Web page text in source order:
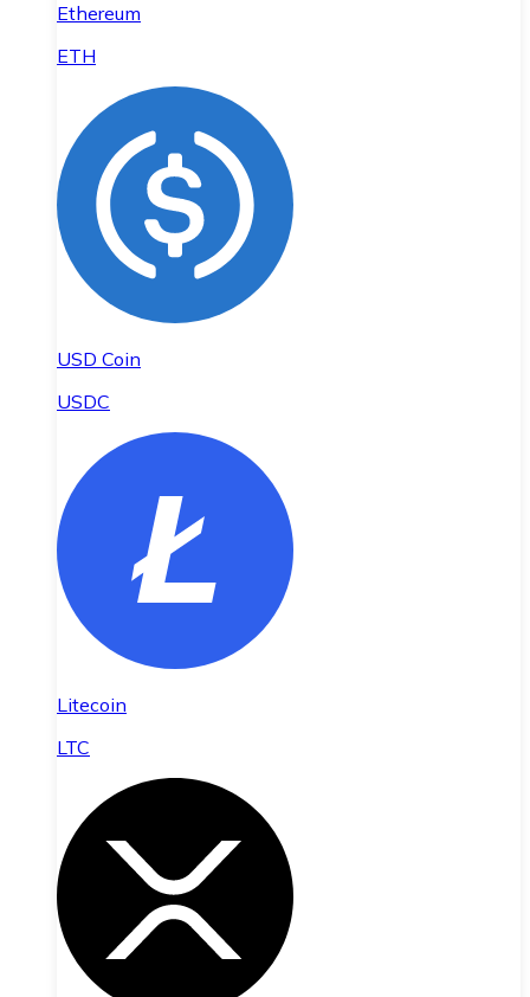
Ethereum
ETH
USD Coin
USDC
Litecoin
LTC